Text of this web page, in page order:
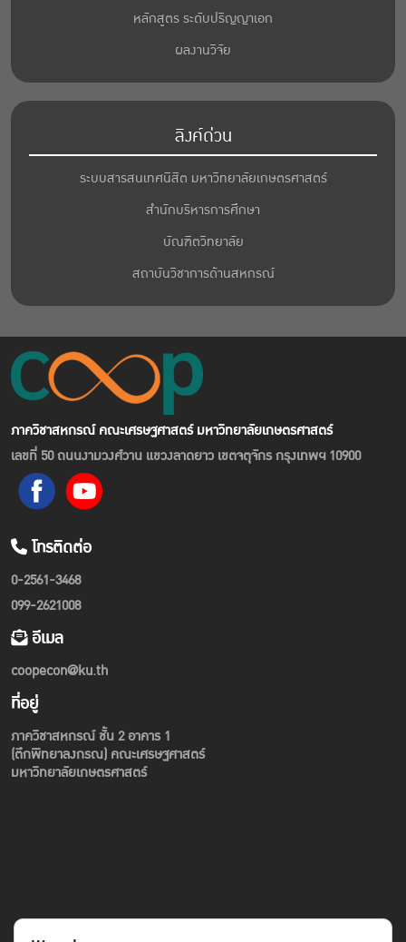
หลักสูตร ระดับปริญญาเอก
ผลงานวิจัย
ลิงค์ด่วน
ระบบสารสนเทศนิสิต มหาวิทยาลัยเกษตรศาสตร์
สำนักบริหารการศึกษา
บัณฑิตวิทยาลัย
สถาบันวิชาการด้านสหกรณ์
ภาควิชาสหกรณ์ คณะเศรษฐศาสตร์ มหาวิทยาลัยเกษตรศาสตร์
เลขที่ 50 ถนนงามวงศ์วาน แขวงลาดยาว เขตจตุจักร กรุงเทพฯ 10900
โทรติดต่อ
0-2561-3468
099-2621008
อีเมล
coopecon@ku.th
ที่อยู่
ภาควิชาสหกรณ์ ชั้น 2 อาคาร 1
(ตึกพิทยาลงกรณ) คณะเศรษฐศาสตร์
มหาวิทยาลัยเกษตรศาสตร์